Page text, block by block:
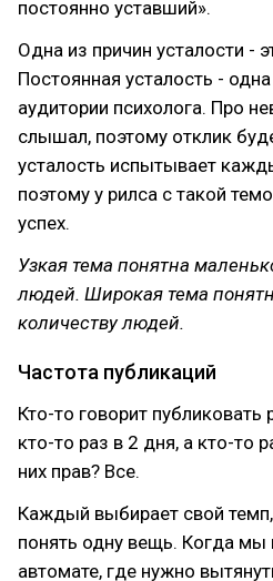
постоянно уставший».
Одна из причин усталости -
Постоянная усталость -
аудитории психолога. Про
слышал, поэтому отклик
усталость испытывает
поэтому у рилса с такой
успех.
Узкая тема понятна
людей. Широкая тема
количеству людей.
Частота публикаций
Кто-то говорит
кто-то раз в 2 дня, а кто-то
них прав? Все.
Каждый выбирает свой
понять одну вещь. Когда мы
автомате, где нужно